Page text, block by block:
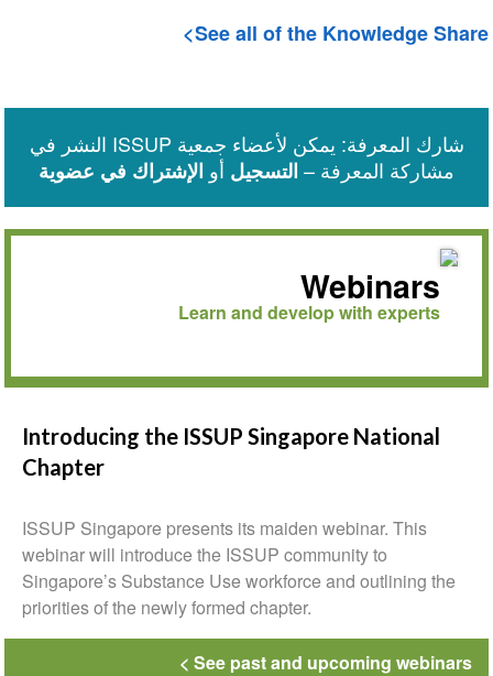
See all of the Knowledge Share
شارك المعرفة: يمكن لأعضاء جمعية ISSUP النشر في
مشاركة المعرفة – التسجيل أو الإشتراك في عضوية
Webinars
Learn and develop with experts
Introducing the ISSUP Singapore National
Chapter
ISSUP Singapore presents its maiden webinar. This
webinar will introduce the ISSUP community to
Singapore’s Substance Use workforce and outlining the
priorities of the newly formed chapter.
See past and upcoming webinars